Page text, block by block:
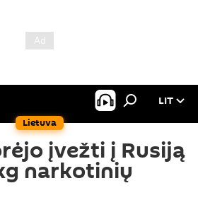
Lietuva
LIT
įvežti į Rusiją
narkotinių